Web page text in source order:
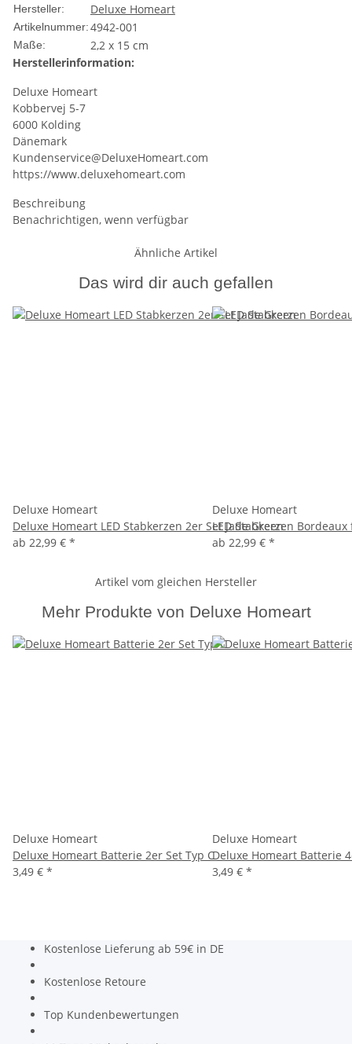
Hersteller: Deluxe Homeart
Artikelnummer:4942-001
Maße:
2,2 x 15 cm
Herstellerinformation:
Deluxe Homeart
Kobbervej 5-7
6000 Kolding
Dänemark
Kundenservice@DeluxeHomeart.com
https://www.deluxehomeart.com
Beschreibung
Benachrichtigen, wenn verfügbar
Ähnliche Artikel
Das wird dir auch gefallen
Deluxe Homeart
Deluxe Homeart LED Stabkerzen 2er Set Jade Green
ab 22,99 € *
Deluxe Homeart
LED Stabkerzen
ab 22,99 € *
Artikel vom gleichen Hersteller
Mehr Produkte von Deluxe Homeart
Deluxe Homeart
Deluxe Homeart Batterie 2er Set Typ C
3,49 € *
Deluxe Homeart
Deluxe Homeart Batterie
3,49 € *
Kostenlose Lieferung ab 59€ in DE
Kostenlose Retoure
Top Kundenbewertungen